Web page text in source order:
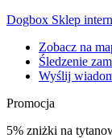
Dogbox Sklep
Zobacz na
Śledzenie
Wyślij
Promocja
5% zniżki na